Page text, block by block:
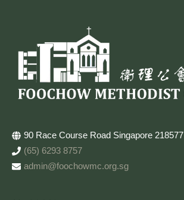
90 Race Course Road Singapore 218577
(65) 6293 8757
admin@foochowmc.org.sg